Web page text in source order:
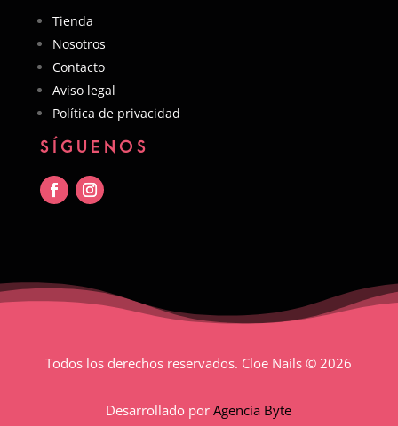
Tienda
Nosotros
Contacto
Aviso legal
Política de privacidad
SÍGUENOS
Todos los derechos reservados. Cloe Nails© 2026
Desarrollado porAgencia Byte